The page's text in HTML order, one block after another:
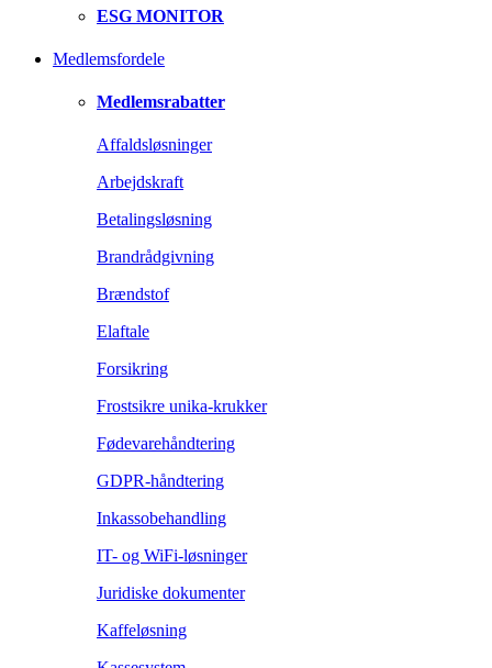
ESG MONITOR
Medlemsfordele
Medlemsrabatter
Affaldsløsninger
Arbejdskraft
Betalingsløsning
Brandrådgivning
Brændstof
Elaftale
Forsikring
Frostsikre unika-krukker
Fødevarehåndtering
GDPR-håndtering
Inkassobehandling
IT- og WiFi-løsninger
Juridiske dokumenter
Kaffeløsning